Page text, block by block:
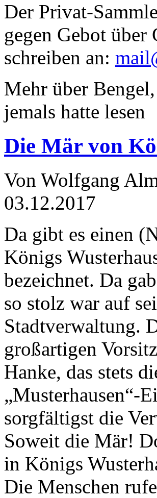
Der Privat-
gegen Gebot über
schreiben an:
Mehr über
jemals hatte lesen
Die Mär von
Von Wolfgang
03.12.2017
Da gibt es einen
Königs
bezeichnet. Da
so stolz war auf
Stadtverwaltung.
großartigen
Hanke, das stets
„Musterhausen“-
sorgfältigst die
Soweit die Mär!
in Königs
Die Menschen